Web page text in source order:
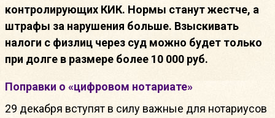
контролирующих КИК. Нормы станут жестче, а
штрафы за нарушения больше. Взыскивать
налоги с физлиц через суд можно будет только
при долге в размере более 10 000 руб.
Поправки о «цифровом нотариате»
29 декабря вступят в силу важные для нотариусов